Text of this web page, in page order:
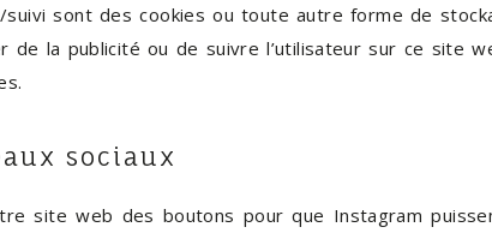
suivi sont des cookies ou toute autre forme de
de la publicité ou de suivre l’utilisateur sur ce site
sociaux
site web des boutons pour que Instagram